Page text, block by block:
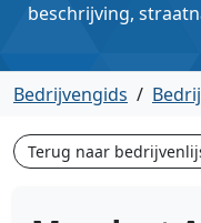
beschrijving,
Bedrijvengids /
Terug naar